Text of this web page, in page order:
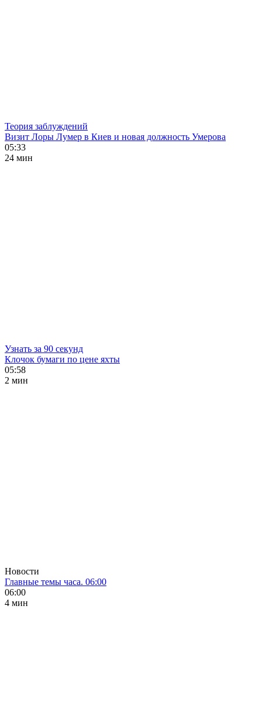
Теория заблуждений
Визит Лоры Лумер в Киев и новая должность Умерова
05:33
24 мин
Узнать за 90 секунд
Клочок бумаги по цене яхты
05:58
2 мин
Новости
Главные темы часа. 06:00
06:00
4 мин